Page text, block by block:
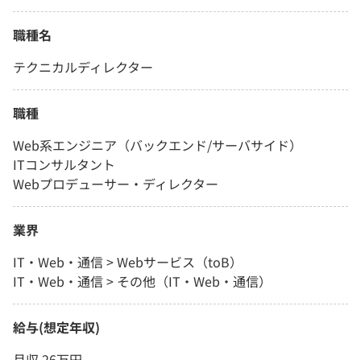
職種名
テクニカルディレクター
職種
Web系エンジニア（バックエンド/サーバサイド）
ITコンサルタント
Webプロデューサー・ディレクター
業界
IT・Web・通信 > Webサービス（toB）
IT・Web・通信 > その他（IT・Web・通信）
給与(想定年収)